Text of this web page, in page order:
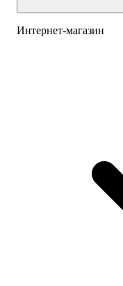
Интернет-магазин